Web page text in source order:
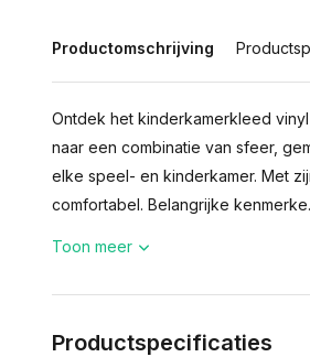
Productomschrijving
Ontdek het kinderkamerkleed
naar een combinatie van sfeer,
elke speel- en kinderkamer. Met
comfortabel. Belangrijke
Toon meer
Productspecificaties